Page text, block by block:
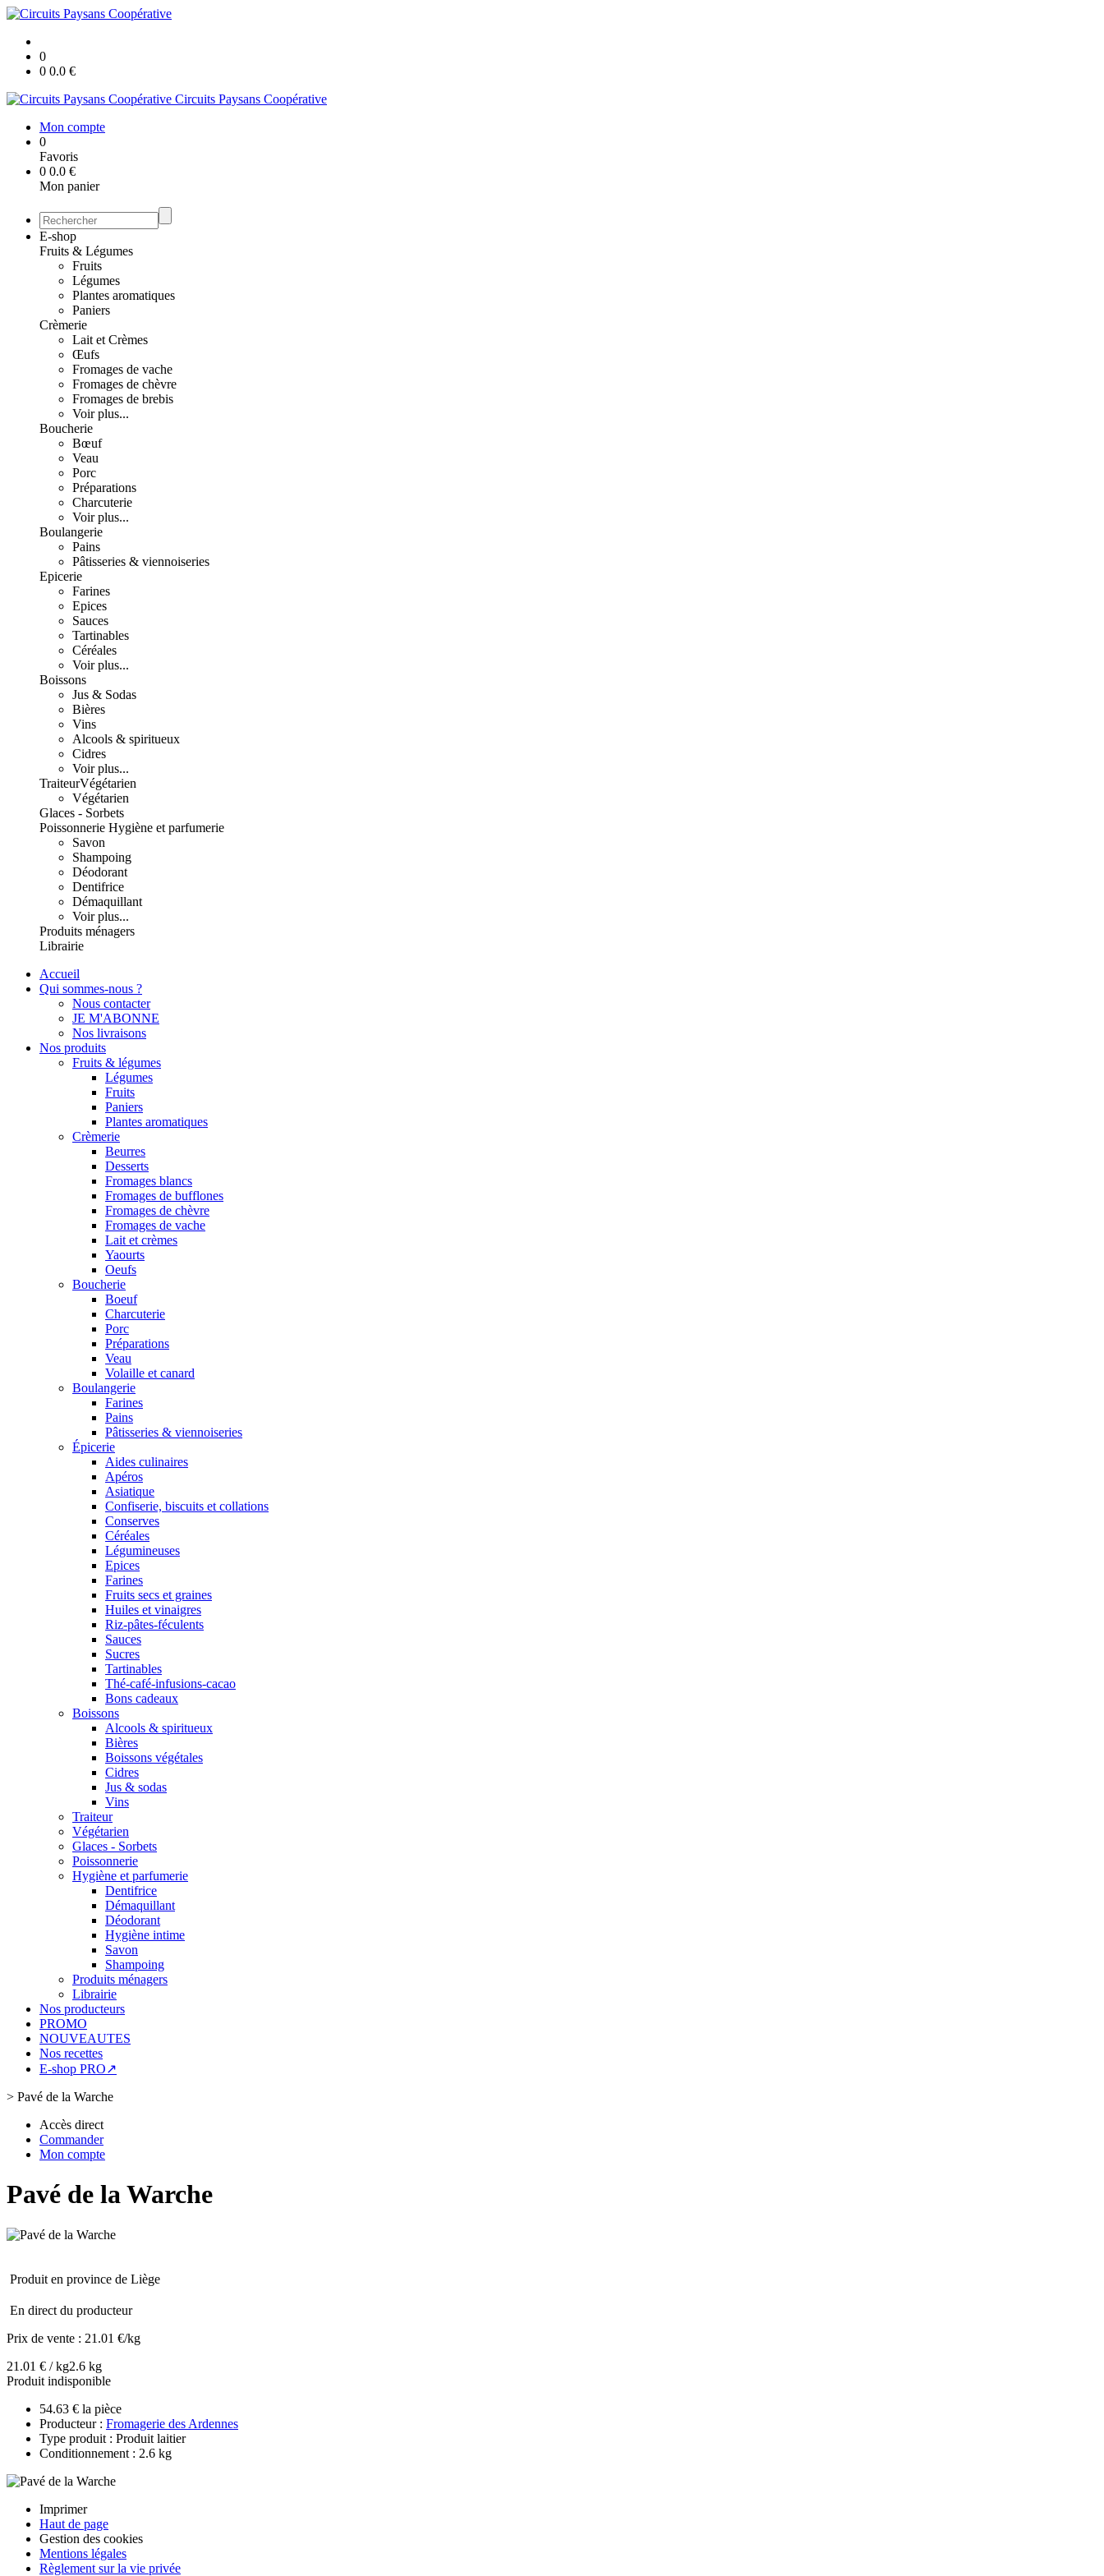
0
0 0.0 €
Circuits Paysans Coopérative
Mon compte
0
Favoris
0 0.0 €
Mon panier
E-shop
Fruits & Légumes
Fruits
Légumes
Plantes aromatiques
Paniers
Crèmerie
Lait et Crèmes
Œufs
Fromages de vache
Fromages de chèvre
Fromages de brebis
Voir plus...
Boucherie
Bœuf
Veau
Porc
Préparations
Charcuterie
Voir plus...
Boulangerie
Pains
Pâtisseries & viennoiseries
Epicerie
Farines
Epices
Sauces
Tartinables
Céréales
Voir plus...
Boissons
Jus & Sodas
Bières
Vins
Alcools & spiritueux
Cidres
Voir plus...
TraiteurVégétarien
Végétarien
Glaces - Sorbets
Poissonnerie Hygiène et parfumerie
Savon
Shampoing
Déodorant
Dentifrice
Démaquillant
Voir plus...
Produits ménagers
Librairie
Accueil
Qui sommes-nous ?
Nous contacter
JE M'ABONNE
Nos livraisons
Nos produits
Fruits & légumes
Légumes
Fruits
Paniers
Plantes aromatiques
Crèmerie
Beurres
Desserts
Fromages blancs
Fromages de bufflones
Fromages de chèvre
Fromages de vache
Lait et crèmes
Yaourts
Oeufs
Boucherie
Boeuf
Charcuterie
Porc
Préparations
Veau
Volaille et canard
Boulangerie
Farines
Pains
Pâtisseries & viennoiseries
Épicerie
Aides culinaires
Apéros
Asiatique
Confiserie, biscuits et collations
Conserves
Céréales
Légumineuses
Epices
Farines
Fruits secs et graines
Huiles et vinaigres
Riz-pâtes-féculents
Sauces
Sucres
Tartinables
Thé-café-infusions-cacao
Bons cadeaux
Boissons
Alcools & spiritueux
Bières
Boissons végétales
Cidres
Jus & sodas
Vins
Traiteur
Végétarien
Glaces - Sorbets
Poissonnerie
Hygiène et parfumerie
Dentifrice
Démaquillant
Déodorant
Hygiène intime
Savon
Shampoing
Produits ménagers
Librairie
Nos producteurs
PROMO
NOUVEAUTES
Nos recettes
E-shop PRO↗
> Pavé de la Warche
Accès direct
Commander
Mon compte
Pavé de la Warche
Produit en province de Liège
En direct du producteur
Prix de vente : 21.01 €/kg
21.01 € / kg2.6 kg
Produit indisponible
54.63 € la pièce
Producteur : Fromagerie des Ardennes
Type produit : Produit laitier
Conditionnement : 2.6 kg
Imprimer
Haut de page
Gestion des cookies
Mentions légales
Règlement sur la vie privée